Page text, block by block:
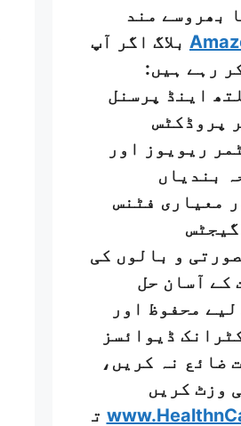
بھروسے مند
بلاگ اگر آپ
کر رہے ہیں:
اینڈ پرسنل
پروڈکٹس
ریویوز اور
بندیاں
معیاری فٹنس
گیجٹس
و بالوں کی
کے آسان حل
محفوظ اور
ڈیوائسز
ضائع نہ کریں،
وزٹ کریں
ت